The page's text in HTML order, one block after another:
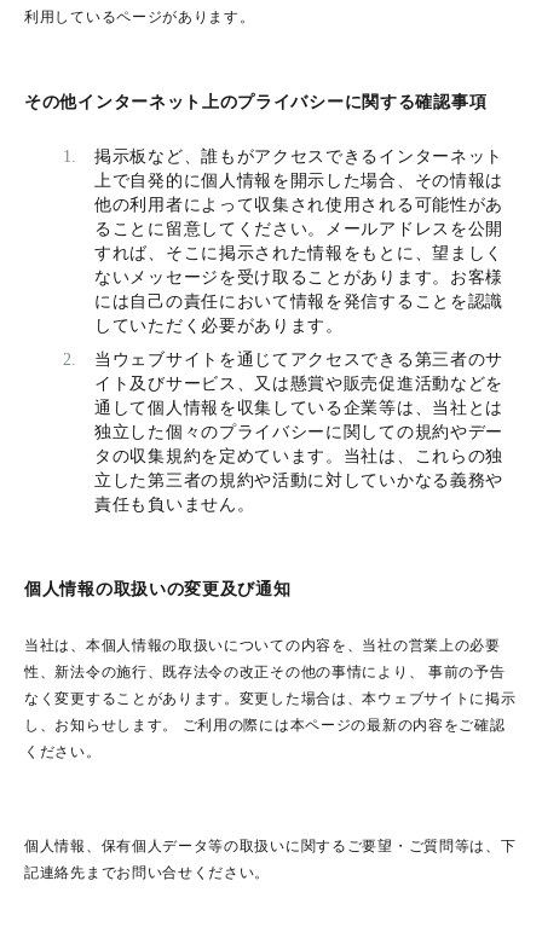
利用しているページがあります。
その他インターネット上のプライバシーに関する確認事項
掲示板など、誰もがアクセスできるインターネット
上で自発的に個人情報を開示した場合、その情報は
他の利用者によって収集され使用される可能性があ
ることに留意してください。メールアドレスを公開
すれば、そこに掲示された情報をもとに、望ましく
ないメッセージを受け取ることがあります。お客様
には自己の責任において情報を発信することを認識
していただく必要があります。
当ウェブサイトを通じてアクセスできる第三者のサ
イト及びサービス、又は懸賞や販売促進活動などを
通して個人情報を収集している企業等は、当社とは
独立した個々のプライバシーに関しての規約やデー
タの収集規約を定めています。当社は、これらの独
立した第三者の規約や活動に対していかなる義務や
責任も負いません。
個人情報の取扱いの変更及び通知
当社は、本個人情報の取扱いについての内容を、当社の営業上の必要
性、新法令の施行、既存法令の改正その他の事情により、 事前の予告
なく変更することがあります。変更した場合は、本ウェブサイトに掲示
し、お知らせします。 ご利用の際には本ページの最新の内容をご確認
ください。
個人情報、保有個人データ等の取扱いに関するご要望・ご質問等は、下
記連絡先までお問い合せください。